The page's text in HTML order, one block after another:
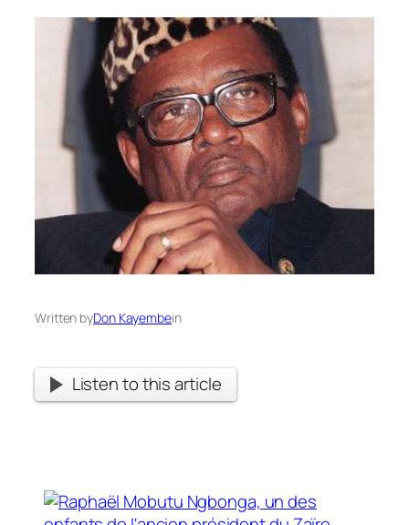
Written byDon Kayembein
Listen to this article